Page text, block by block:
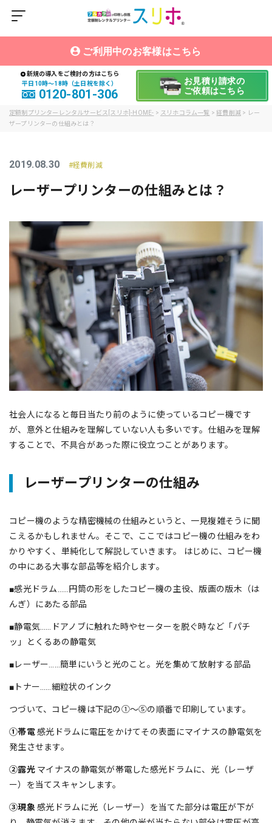
ご利用中のお客様はこちら
新規の導入をご検討の方はこちら
平日10時〜18時（土日祝を除く）
0120-801-306
お見積り請求の
ご依頼はこちら
定額制プリンターレンタルサービス[スリホ]-HOME- > スリホコラム一覧 > 経費削減 > レー
ザープリンターの仕組みとは？
2019.08.30 経費削減
レーザープリンターの仕組みとは？
社会人になると毎日当たり前のように使っているコピー機です
が、意外と仕組みを理解していない人も多いです。仕組みを理解
することで、不具合があった際に役立つことがあります。
レーザープリンターの仕組み
コピー機のような精密機械の仕組みというと、一見複雑そうに聞
こえるかもしれません。そこで、ここではコピー機の仕組みをわ
かりやすく、単純化して解説していきます。 はじめに、コピー機
の中にある大事な部品等を紹介します。
■感光ドラム……円筒の形をしたコピー機の主役、版画の版木（は
んぎ）にあたる部品
■静電気……ドアノブに触れた時やセーターを脱ぐ時など「パチ
ッ」とくるあの静電気
■レーザー……簡単にいうと光のこと。光を集めて放射する部品
■トナー……細粒状のインク
つづいて、コピー機は下記の①～⑤の順番で印刷しています。
①帯電感光ドラムに電圧をかけてその表面にマイナスの静電気を
発生させます。
②露光マイナスの静電気が帯電した感光ドラムに、光（レーザ
ー）を当てスキャンします。
③現象 感光ドラムに光（レーザー）を当てた部分は電圧が下が